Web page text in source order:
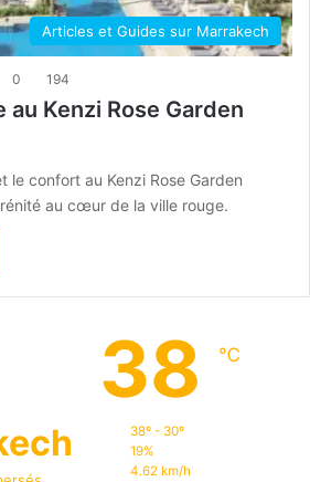
Articles et Guides sur Marrakech
0 194
au Kenzi Rose Garden
le confort au Kenzi Rose Garden
au cœur de la ville rouge.
38 ℃
38º - 30º
19%
4.62 km/h